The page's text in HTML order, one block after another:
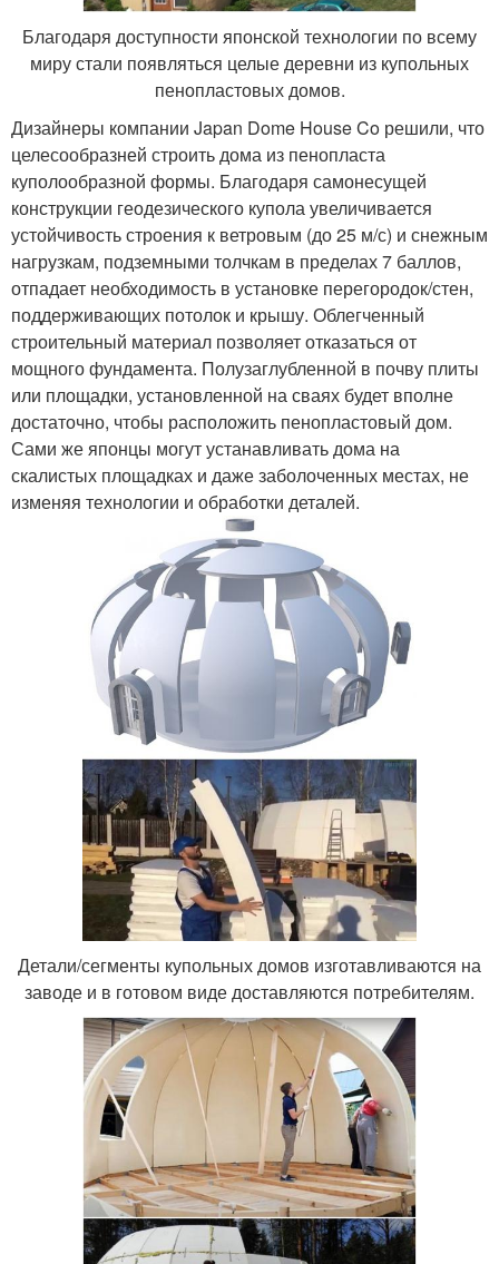
Благодаря доступности японской технологии по всему
миру стали появляться целые деревни из купольных
пенопластовых домов.
Дизайнеры компании Japan Dome House Co решили, что
целесообразней строить дома из пенопласта
куполообразной формы. Благодаря самонесущей
конструкции геодезического купола увеличивается
устойчивость строения к ветровым (до 25 м/с) и снежным
нагрузкам, подземными толчкам в пределах 7 баллов,
отпадает необходимость в установке перегородок/стен,
поддерживающих потолок и крышу. Облегченный
строительный материал позволяет отказаться от
мощного фундамента. Полузаглубленной в почву плиты
или площадки, установленной на сваях будет вполне
достаточно, чтобы расположить пенопластовый дом.
Сами же японцы могут устанавливать дома на
скалистых площадках и даже заболоченных местах, не
изменяя технологии и обработки деталей.
Детали/сегменты купольных домов изготавливаются на
заводе и в готовом виде доставляются потребителям.